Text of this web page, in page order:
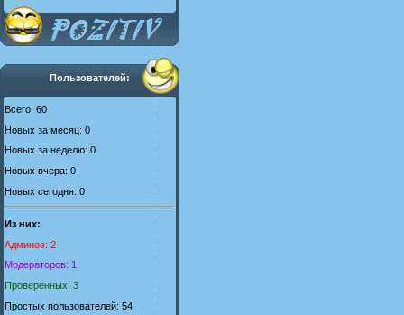
Пользователей:
Всего: 60
Новых за месяц: 0
Новых за неделю: 0
Новых вчера: 0
Новых сегодня: 0
Из них:
Админов: 2
Модераторов: 1
Проверенных: 3
Простых пользователей: 54